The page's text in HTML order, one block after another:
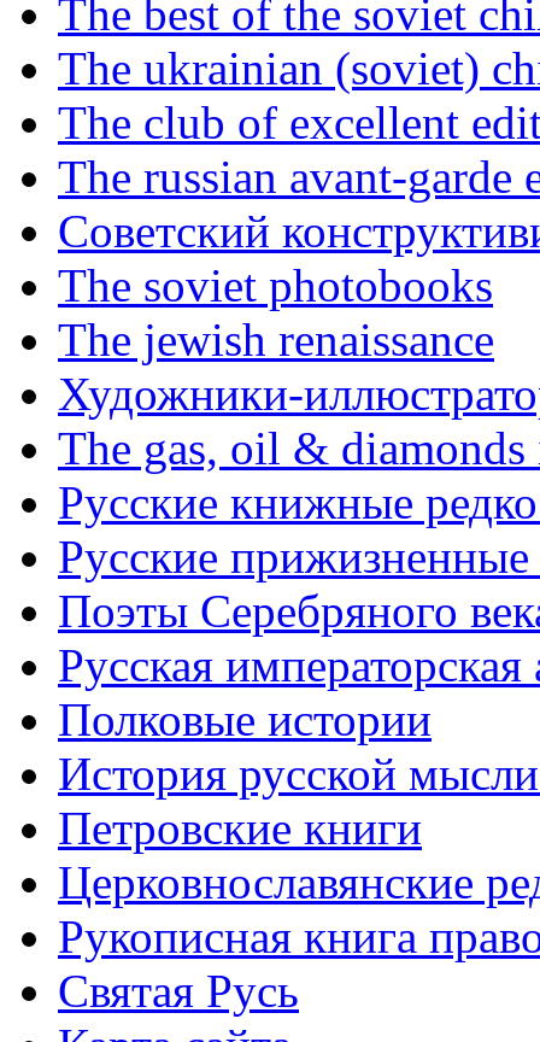
The best of the soviet
The ukrainian (soviet)
The club of excellent
The russian avant-garde
Советский
The soviet photobooks
The jewish renaissance
Художники-
The gas, oil & diamonds
Русские книжные
Русские прижизненные
Поэты Серебряного
Русская
Полковые истории
История русской
Петровские книги
Церковнославянские
Рукописная книга
Святая Русь